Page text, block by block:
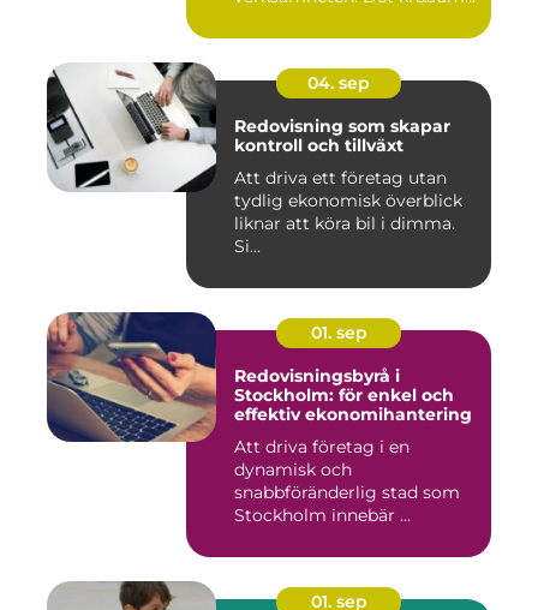
04. sep
Redovisning som skapar
kontroll och tillväxt
Att driva ett företag utan
tydlig ekonomisk överblick
liknar att köra bil i dimma.
Si...
01. sep
Redovisningsbyrå i
Stockholm: för enkel och
effektiv ekonomihantering
Att driva företag i en
dynamisk och
snabbföränderlig stad som
Stockholm innebär ...
01. sep